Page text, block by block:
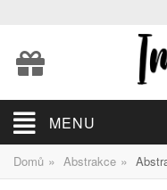
MENU
Domů » Abstrakce »